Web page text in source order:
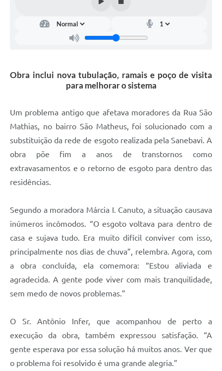
Carta de Serviços
Legislação
Links Úteis
Obra inclui nova tubulação, ramais e poço de visita
para melhorar o sistema
Um problema antigo que afetava moradores da Rua São
Mathias, no bairro São Matheus, foi solucionado com a
substituição da rede de esgoto realizada pela Sanebavi. A
obra põe fim a anos de transtornos como
extravasamentos e o retorno de esgoto para dentro das
residências.
Segundo a moradora Márcia I. Canuto, a situação causava
inúmeros incômodos. “O esgoto voltava para dentro de
casa e sujava tudo. Era muito difícil conviver com isso,
principalmente nos dias de chuva”, relembra. Agora, com
a obra concluída, ela comemora: “Estou aliviada e
agradecida. A gente pode viver com mais tranquilidade,
sem medo de novos problemas.”
O Sr. Antônio Infer, que acompanhou de perto a
execução da obra, também expressou satisfação. “A
gente esperava por essa solução há muitos anos. Ver que
o problema foi resolvido é uma grande alegria.”